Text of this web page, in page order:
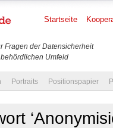
Fragen der Datensicherheit
Umfeld
Startseite
Portraits Positionspapier